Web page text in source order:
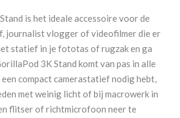
is het ideale accessoire voor de
journalist vlogger of videofilmer die er
statief in je fototas of rugzak en ga
3K Stand komt van pas in alle
compact camerastatief nodig hebt,
met weinig licht of bij macrowerk in
flitser of richtmicrofoon neer te